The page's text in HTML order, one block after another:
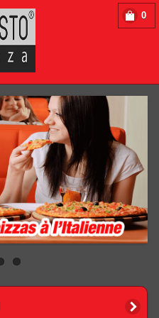
0